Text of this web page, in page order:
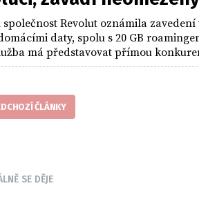
společnost Revolut oznámila
daty, spolu s 20 GB
má představovat přímou
království a Německu.
ČLÁNKY
SE DĚJE